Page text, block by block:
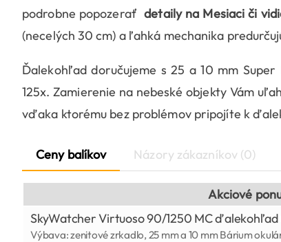
podrobne popozerať detaily na Mesiaci či
(necelých 30 cm) a ľahká mechanika
Ďalekohľad doručujeme s 25 a 10 mm
125x. Zamierenie na nebeské objekty Vám
vďaka ktorému bez problémov pripojíte k
Ceny balíkov Názory zákazníkov (0)
Akciové
SkyWatcher Virtuoso 90/1250 MC ďalekohľad
Výbava: zenitové zrkadlo, 25 mm a 10 mm Bárium